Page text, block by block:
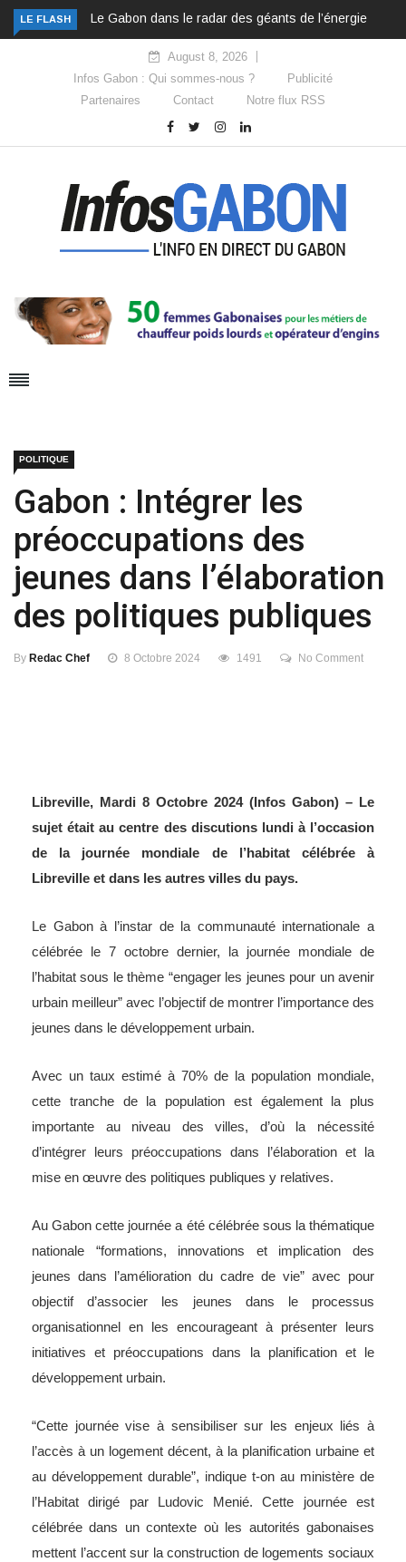
LE FLASH Le Gabon dans le radar des géants de l’énergie
August 8, 2026
Infos Gabon : Qui sommes-nous ?
Publicité
Partenaires
Contact Notre flux RSS
POLITIQUE
Gabon : Intégrer les
préoccupations des
jeunes dans l’élaboration
des politiques publiques
By Redac Chef 8 Octobre 2024 1491 No Comment
Libreville, Mardi 8 Octobre 2024 (Infos Gabon) – Le
sujet était au centre des discutions lundi à l’occasion
de la journée mondiale de l’habitat célébrée à
Libreville et dans les autres villes du pays.
Le Gabon à l’instar de la communauté internationale a
célébrée le 7 octobre dernier, la journée mondiale de
l’habitat sous le thème “engager les jeunes pour un avenir
urbain meilleur” avec l’objectif de montrer l’importance des
jeunes dans le développement urbain.
Avec un taux estimé à 70% de la population mondiale,
cette tranche de la population est également la plus
importante au niveau des villes, d’où la nécessité
d’intégrer leurs préoccupations dans l’élaboration et la
mise en œuvre des politiques publiques y relatives.
Au Gabon cette journée a été célébrée sous la thématique
nationale “formations, innovations et implication des
jeunes dans l’amélioration du cadre de vie” avec pour
objectif d’associer les jeunes dans le processus
organisationnel en les encourageant à présenter leurs
initiatives et préoccupations dans la planification et le
développement urbain.
“Cette journée vise à sensibiliser sur les enjeux liés à
l’accès à un logement décent, à la planification urbaine et
au développement durable”, indique t-on au ministère de
l’Habitat dirigé par Ludovic Menié. Cette journée est
célébrée dans un contexte où les autorités gabonaises
mettent l’accent sur la construction de logements sociaux